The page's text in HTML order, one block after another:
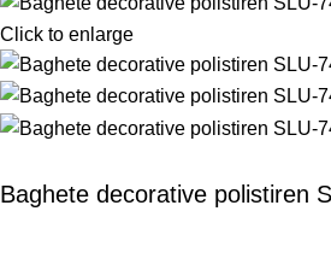
Click to enlarge
Baghete decorative polistiren